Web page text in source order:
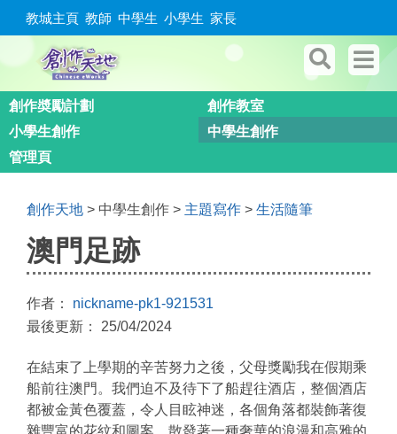
教城主頁 教師 中學生 小學生 家長
創作奬勵計劃
創作教室
小學生創作
中學生創作
管理頁
創作天地 > 中學生創作 > 主題寫作 > 生活隨筆
澳門足跡
作者： nickname-pk1-921531
最後更新： 25/04/2024
在結束了上學期的辛苦努力之後，父母獎勵我在假期乘
船前往澳門。我們迫不及待下了船趕往酒店，整個酒店
都被金黃色覆蓋，令人目眩神迷，各個角落都裝飾著復
雜豐富的花紋和圖案，散發著一種奢華的浪漫和高雅的